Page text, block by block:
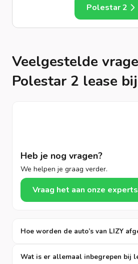
Polestar 2
Veelgestelde
Polestar 2 lease
Heb je nog vragen?
We helpen je graag verder.
Vraag het aan onze experts
Hoe worden de auto’s van LIZY
Wat is er allemaal inbegrepen bij